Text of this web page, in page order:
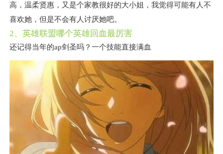
高，温柔贤惠，又是个家教很好的大小姐，我觉得可能有人不
喜欢她，但是不会有人讨厌她吧。
2、英雄联盟哪个英雄回血最厉害
还记得当年的ap剑圣吗？一个技能直接满血